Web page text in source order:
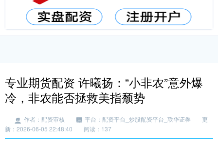
专业期货配资 许曦扬：“小非农”意外爆
冷，非农能否拯救美指颓势
作者：配资审核 平台：配资平台_炒股配资平台_联华证券
更
新：2026-06-05 22:48:40
阅读：137